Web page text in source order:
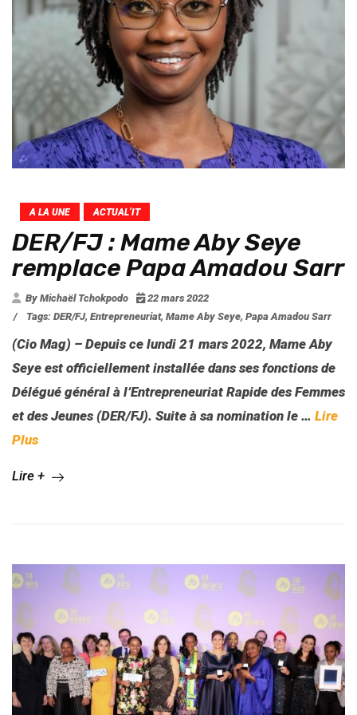
A LA UNE ACTUAL’IT
DER/FJ : Mame Aby Seye
remplace Papa Amadou Sarr
By Michaël Tchokpodo
22 mars 2022
/
Tags: DER/FJ, Entrepreneuriat, Mame Aby Seye, Papa Amadou Sarr
(Cio Mag) – Depuis ce lundi 21 mars 2022, Mame Aby
Seye est officiellement installée dans ses fonctions de
Délégué général à l’Entrepreneuriat Rapide des Femmes
et des Jeunes (DER/FJ). Suite à sa nomination le … Lire
Plus
Lire +